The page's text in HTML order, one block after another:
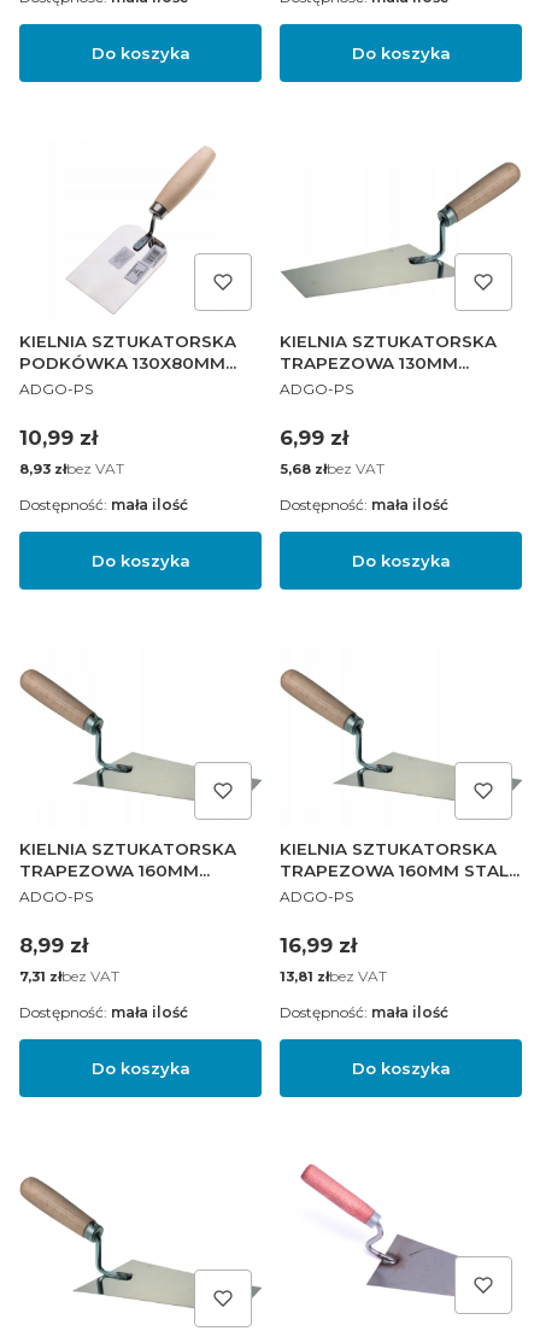
Do koszyka Do koszyka
KIELNIA SZTUKATORSKA
PODKÓWKA 130X80MM
DREWNIANY
PRODUCENT
ADGO-PS
Cena
10,99 zł
Cena
8,93 złbez VAT
Do koszyka
Dostępność: mała ilość
KIELNIA SZTUKATORSKA
TRAPEZOWA 130MM
DREWNIANA
PRODUCENT
ADGO-PS
Cena
6,99 zł
Cena
5,68 złbez VAT
Do koszyka
Dostępność: mała ilość
KIELNIA SZTUKATORSKA
TRAPEZOWA 160MM
DREWNIANA
PRODUCENT
ADGO-PS
Cena
8,99 zł
Cena
7,31 złbez VAT
Do koszyka
Dostępność: mała ilość
KIELNIA SZTUKATORSKA
TRAPEZOWA 160MM STAL
DREWNO
PRODUCENT
ADGO-PS
Cena
16,99 zł
Cena
13,81 złbez VAT
Do koszyka
Dostępność: mała ilość